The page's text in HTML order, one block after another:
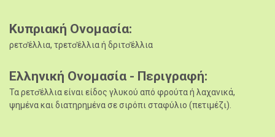
Κυπριακή Ονομασία
ρετσ̆έλλια, τρετσ̆έλλια ή δριτσ̆έλλια
Ελληνική Ονομασία - Περιγραφή
Τα ρετσ̆έλλια είναι είδος γλυκού από φρούτα ή λαχανικά,
ψημένα και διατηρημένα σε σιρόπι σταφύλιο (πετιμέζι).